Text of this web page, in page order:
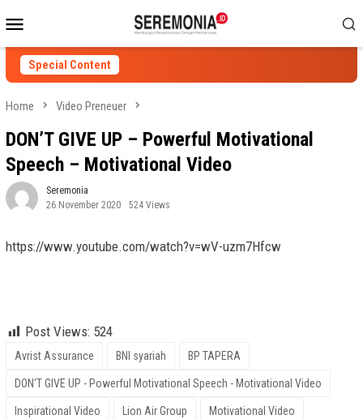
to
contentMenu
Special Content
Home Video Preneuer
DON’T GIVE UP – Powerful Motivational
Speech – Motivational Video
Seremonia
26 November 2020
524 Views
https://www.youtube.com/watch?v=wV-uzm7Hfcw
Post Views: 524
Avrist Assurance BNI syariah BP TAPERA
DON'T GIVE UP - Powerful Motivational Speech - Motivational Video
Inspirational Video Lion Air Group Motivational Video